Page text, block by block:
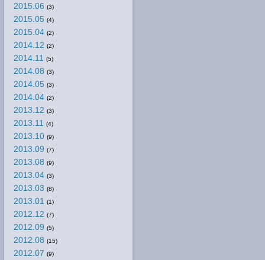
2015.06 (3)
2015.05 (4)
2015.04 (2)
2014.12 (2)
2014.11 (5)
2014.08 (3)
2014.05 (3)
2014.04 (2)
2013.12 (3)
2013.11 (4)
2013.10 (9)
2013.09 (7)
2013.08 (9)
2013.04 (3)
2013.03 (8)
2013.01 (1)
2012.12 (7)
2012.09 (5)
2012.08 (15)
2012.07 (9)